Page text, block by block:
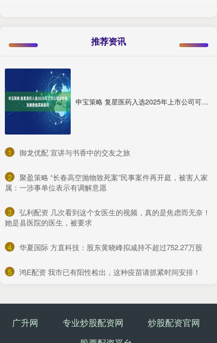
推荐资讯
申宝策略 复星医药入选2025年上市公司可持续发展最佳实践案例
1 ​御龙优配 宣讲与书香中的交友之旅
2
​聚盈策略 “长春高空抛物致死案”民事案件再开庭，被害人家
属：一涉事单位表示有调解意愿
3
​弘利配资 几次看到这个女医生的视频，真的是焦虑而无奈！
她是县医院的医生，被要求
4 ​华夏国际 方直科技：股东黄晓峰拟减持不超过752.27万股
5 ​鸿E配资 我市已有阳性检出，这种疫苗请抓紧时间安排！
广升网 专业炒股配资网
炒股配资官网